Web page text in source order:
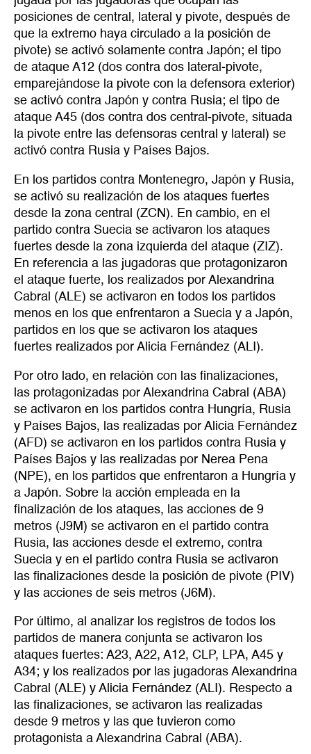
posiciones de central, lateral y pivote, después de
que la extremo haya circulado a la posición de
pivote) se activó solamente contra Japón; el tipo
de ataque A12 (dos contra dos lateral-pivote,
emparejándose la pivote con la defensora exterior)
se activó contra Japón y contra Rusia; el tipo de
ataque A45 (dos contra dos central-pivote, situada
la pivote entre las defensoras central y lateral) se
activó contra Rusia y Países Bajos.
En los partidos contra Montenegro, Japón y Rusia,
se activó su realización de los ataques fuertes
desde la zona central (ZCN). En cambio, en el
partido contra Suecia se activaron los ataques
fuertes desde la zona izquierda del ataque (ZIZ).
En referencia a las jugadoras que protagonizaron
el ataque fuerte, los realizados por Alexandrina
Cabral (ALE) se activaron en todos los partidos
menos en los que enfrentaron a Suecia y a Japón,
partidos en los que se activaron los ataques
fuertes realizados por Alicia Fernández (ALI).
Por otro lado, en relación con las finalizaciones,
las protagonizadas por Alexandrina Cabral (ABA)
se activaron en los partidos contra Hungría, Rusia
y Países Bajos, las realizadas por Alicia Fernández
(AFD) se activaron en los partidos contra Rusia y
Países Bajos y las realizadas por Nerea Pena
(NPE), en los partidos que enfrentaron a Hungría y
a Japón. Sobre la acción empleada en la
finalización de los ataques, las acciones de 9
metros (J9M) se activaron en el partido contra
Rusia, las acciones desde el extremo, contra
Suecia y en el partido contra Rusia se activaron
las finalizaciones desde la posición de pivote (PIV)
y las acciones de seis metros (J6M).
Por último, al analizar los registros de todos los
partidos de manera conjunta se activaron los
ataques fuertes: A23, A22, A12, CLP, LPA, A45 y
A34; y los realizados por las jugadoras Alexandrina
Cabral (ALE) y Alicia Fernández (ALI). Respecto a
las finalizaciones, se activaron las realizadas
desde 9 metros y las que tuvieron como
protagonista a Alexandrina Cabral (ABA).